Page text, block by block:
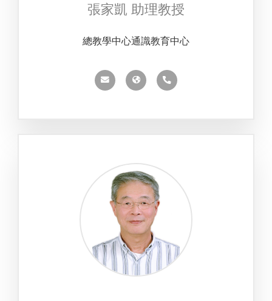
張家凱 助理教授
總教學中心通識教育中心